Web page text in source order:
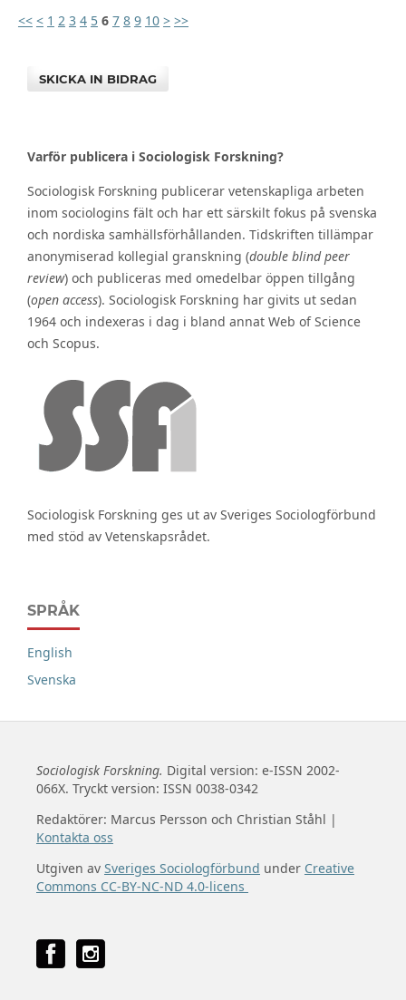
<< < 1 2 3 4 5 6 7 8 9 10 > >>
SKICKA IN BIDRAG
Varför publicera i Sociologisk Forskning?
Sociologisk Forskning publicerar vetenskapliga arbeten
inom sociologins fält och har ett särskilt fokus på svenska
och nordiska samhällsförhållanden. Tidskriften tillämpar
anonymiserad kollegial granskning (double blind peer
review) och publiceras med omedelbar öppen tillgång
(open access). Sociologisk Forskning har givits ut sedan
1964 och indexeras i dag i bland annat Web of Science
och Scopus.
Sociologisk Forskning ges ut av Sveriges Sociologförbund
med stöd av Vetenskapsrådet.
SPRÅK
English
Svenska
Sociologisk Forskning. Digital version: e-ISSN 2002-
066X. Tryckt version: ISSN 0038-0342
Redaktörer: Marcus Persson och Christian Ståhl |
Kontakta oss
Utgiven av Sveriges Sociologförbund under Creative
Commons CC-BY-NC-ND 4.0-licens